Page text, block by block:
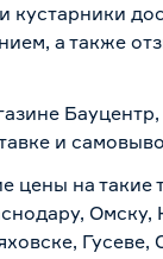
а также
и
цены на такие
Омску,
Гусеве,